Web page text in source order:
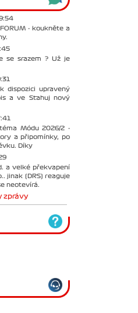
- koukněte a
se srazem ? Už je
dispozici upravený
a ve Stahuj nový
Módu 2026/2 -
a připomínky, po
Díky
a velké překvapení
jinak (DRS) reaguje
neotevírá.
zprávy